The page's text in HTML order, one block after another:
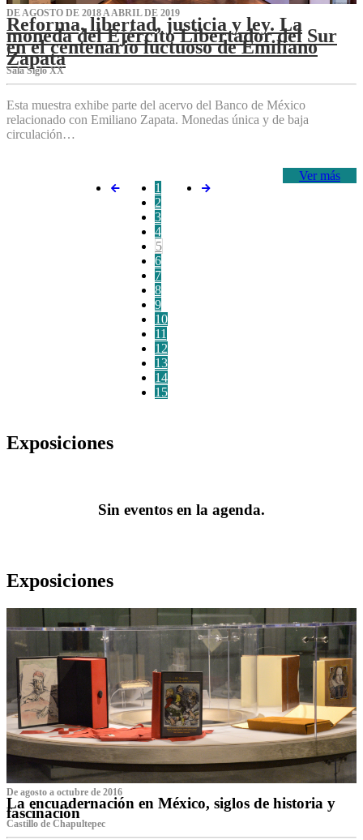
DE AGOSTO DE 2018 A ABRIL DE 2019
Reforma, libertad, justicia y ley. La
moneda del Ejército Libertador del Sur
en el centenario luctuoso de Emiliano
Zapata
Sala Siglo XX
Esta muestra exhibe parte del acervo del Banco de México
relacionado con Emiliano Zapata. Monedas única y de baja
circulación…
Ver más
1
2
3
4
5
6
7
8
9
10
11
12
13
14
15
Exposiciones
Sin eventos en la agenda.
Exposiciones
De agosto a octubre de 2016
La encuadernación en México, siglos de historia y
fascinación
Castillo de Chapultepec